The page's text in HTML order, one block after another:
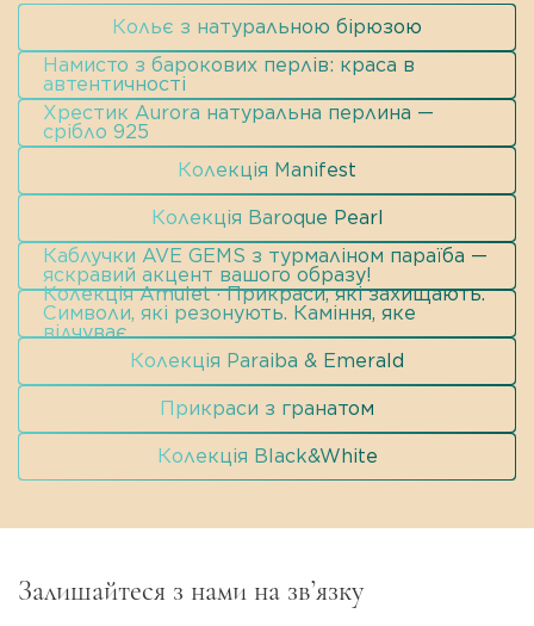
Кольє з натуральною бірюзою
Намисто з барокових перлів: краса в
автентичності
Хрестик Aurora натуральна перлина —
срібло 925
Колекція Manifest
Колекція Baroque Pearl
Каблучки AVE GEMS з турмаліном параїба —
яскравий акцент вашого образу!
Колекція Amulet · Прикраси, які захищають.
Символи, які резонують. Каміння, яке
відчуває.
Колекція Paraiba & Emerald
Прикраси з гранатом
Колекція Black&White
Залишайтеся з нами на зв’язку